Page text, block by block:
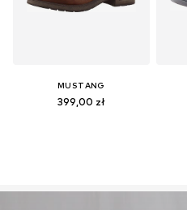
MUSTANG
399,00 zł